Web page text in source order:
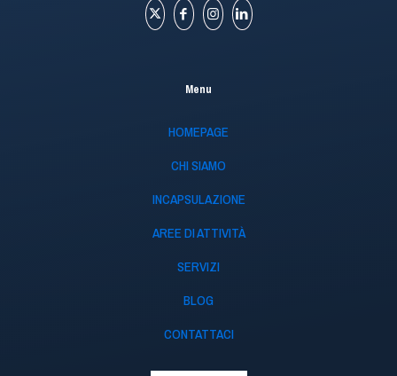
Menu
HOMEPAGE
CHI SIAMO
INCAPSULAZIONE
AREE DI ATTIVITÀ
SERVIZI
BLOG
CONTATTACI